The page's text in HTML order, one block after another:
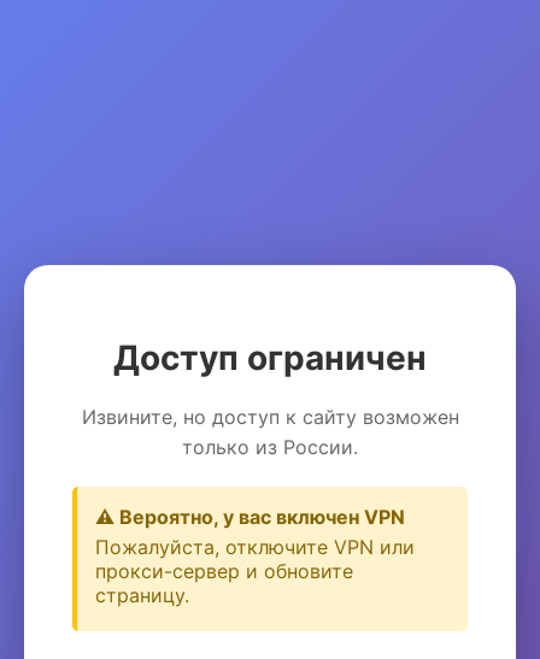
Доступ ограничен
Извините, но доступ к сайту возможен
только из России.
⚠️ Вероятно, у вас включен VPN
Пожалуйста, отключите VPN или
прокси-сервер и обновите
страницу.